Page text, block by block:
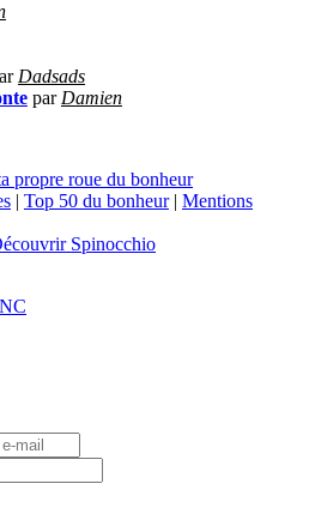
Dadsads
par Damien
propre roue du bonheur
| Top 50 du bonheur| Mentions
Spinocchio